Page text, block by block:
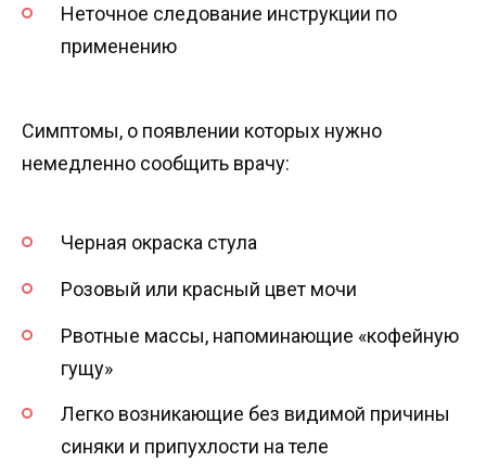
Неточное следование инструкции по
применению
Симптомы, о появлении которых нужно
немедленно сообщить врачу:
Черная окраска стула
Розовый или красный цвет мочи
Рвотные массы, напоминающие «кофейную
гущу»
Легко возникающие без видимой причины
синяки и припухлости на теле